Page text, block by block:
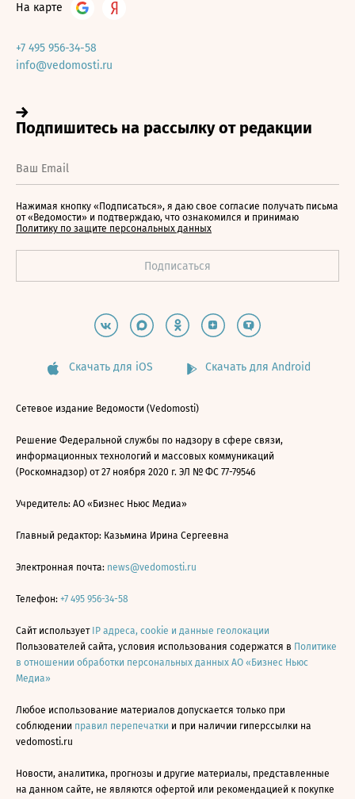
На карте
+7 495 956-34-58
info@vedomosti.ru
Нажимая кнопку «Подписаться», я даю свое согласие получать письма
от «Ведомости» и подтверждаю, что ознакомился и принимаю
Политику по защите персональных данных
Скачать для iOS Скачать для Android
Сетевое издание Ведомости (Vedomosti)
Решение Федеральной службы по надзору в сфере связи,
информационных технологий и массовых коммуникаций
(Роскомнадзор) от 27 ноября 2020 г. ЭЛ № ФС 77-79546
Учредитель: АО «Бизнес Ньюс Медиа»
Главный редактор: Казьмина Ирина Сергеевна
Электронная почта: news@vedomosti.ru
Телефон: +7 495 956-34-58
Сайт использует IP адреса, cookie и данные геолокации
Пользователей сайта, условия использования содержатся в Политике
в отношении обработки персональных данных АО «Бизнес Ньюс
Медиа»
Любое использование материалов допускается только при
соблюдении правил перепечатки и при наличии гиперссылки на
vedomosti.ru
Новости, аналитика, прогнозы и другие материалы, представленные
на данном сайте, не являются офертой или рекомендацией к покупке